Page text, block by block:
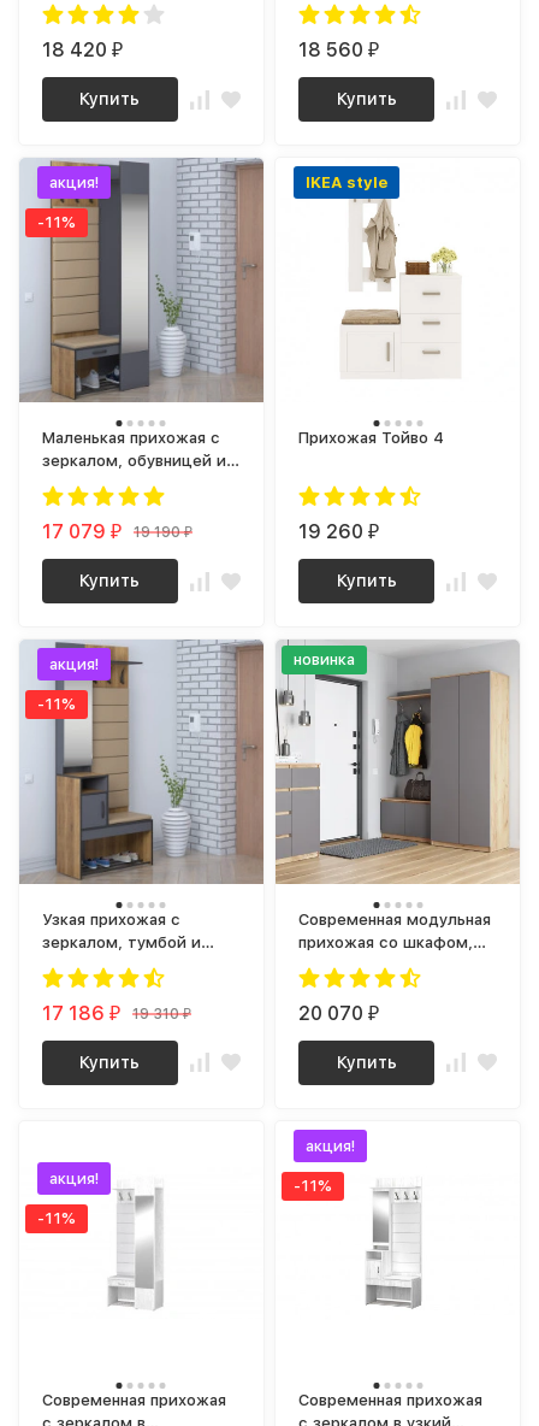
18 420₽
Купить
18 560₽
Купить
акция!
-11%
Маленькая прихожая с
зеркалом, обувницей и
вешалкой olga loft 2
17 079₽ 19 190₽
Купить
IKEA style
Прихожая Тойво 4
19 260₽
Купить
акция!
-11%
Узкая прихожая с
зеркалом, тумбой и
вешалкой в маленький
коридор olga loft 1
17 186₽ 19 310₽
Купить
новинка
Современная модульная
прихожая со шкафом,
вешалкой и обувницей в
маленький узкий
коридор, СИТИ графит /
20 070₽
Купить
акция!
-11%
Современная прихожая
акция!
-11%
Современная прихожая